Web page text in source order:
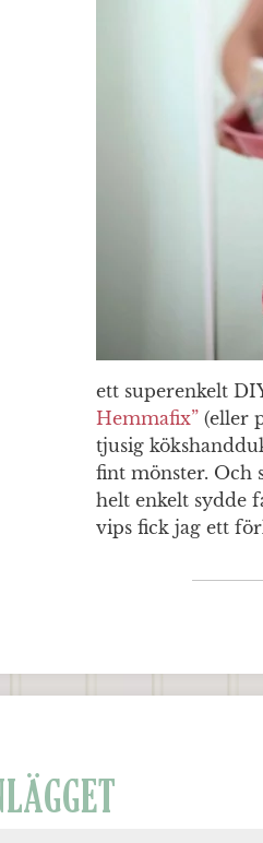
ett superenkelt
Hemmafix” (eller
tjusig
fint mönster. Och
helt enkelt sydde
vips fick jag ett